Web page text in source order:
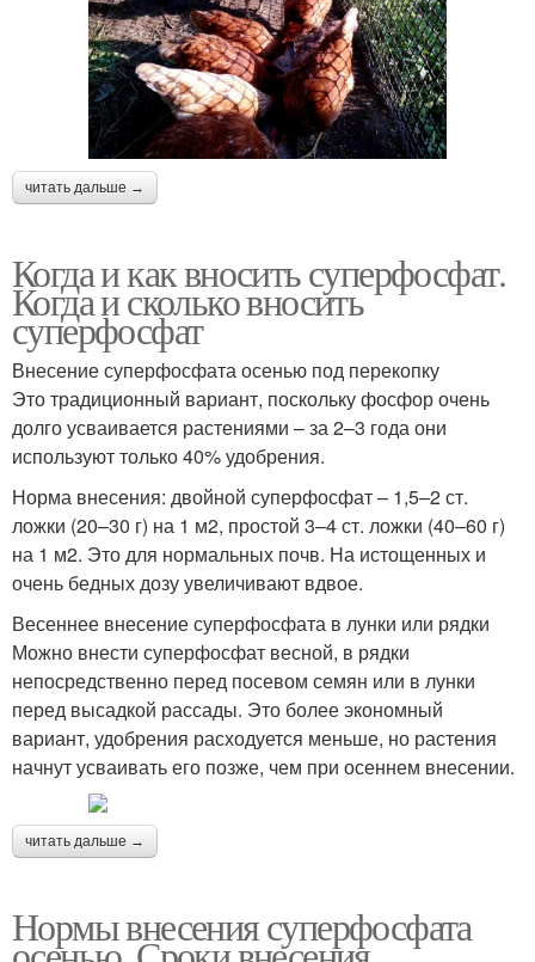
читать дальше →
Когда и как вносить суперфосфат.
Когда и сколько вносить
суперфосфат
Внесение суперфосфата осенью под перекопку
Это традиционный вариант, поскольку фосфор очень
долго усваивается растениями – за 2–3 года они
используют только 40% удобрения.
Норма внесения: двойной суперфосфат – 1,5–2 ст.
ложки (20–30 г) на 1 м2, простой 3–4 ст. ложки (40–60 г)
на 1 м2. Это для нормальных почв. На истощенных и
очень бедных дозу увеличивают вдвое.
Весеннее внесение суперфосфата в лунки или рядки
Можно внести суперфосфат весной, в рядки
непосредственно перед посевом семян или в лунки
перед высадкой рассады. Это более экономный
вариант, удобрения расходуется меньше, но растения
начнут усваивать его позже, чем при осеннем внесении.
читать дальше →
Нормы внесения суперфосфата